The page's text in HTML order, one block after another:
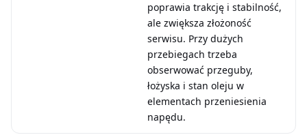
poprawia trakcję i stabilność,
ale zwiększa złożoność
serwisu. Przy dużych
przebiegach trzeba
obserwować przeguby,
łożyska i stan oleju w
elementach przeniesienia
napędu.